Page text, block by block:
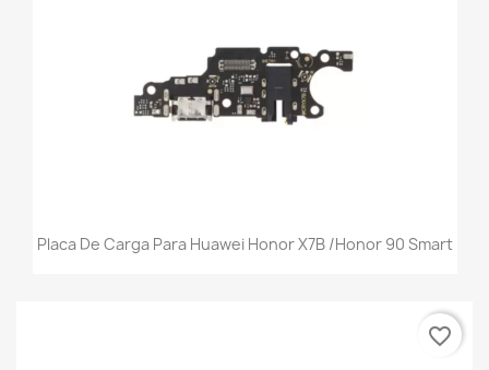
Placa De Carga Para Huawei Honor X7B /Honor 90 Smart
favorite_border